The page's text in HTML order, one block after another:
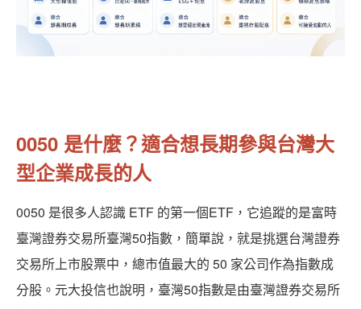
0050 是什麼？適合想長期參與台灣大
型企業成長的人
0050 是很多人認識 ETF 的第一個ETF，它追蹤的是富時
臺灣證券交易所臺灣50指數，簡單說，就是挑選台灣證券
交易所上市股票中，總市值最大的 50 家公司作為指數成
分股。元大投信也說明，臺灣50指數是由臺灣證券交易所